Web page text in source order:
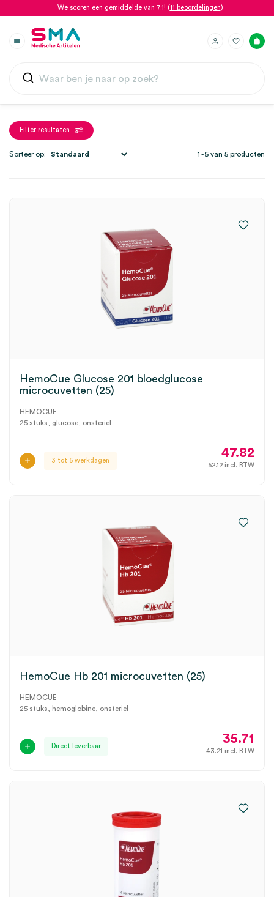
We scoren een gemiddelde van 7.1! (11 beoordelingen)
Filter resultaten
1 - 5 van 5 producten
Sorteer op:
HemoCue Glucose 201 bloedglucose
microcuvetten (25)
HEMOCUE
25 stuks, glucose, onsteriel
3 tot 5 werkdagen
47.82
52.12 incl. BTW
HemoCue Hb 201 microcuvetten (25)
HEMOCUE
25 stuks, hemoglobine, onsteriel
Direct leverbaar
35.71
43.21 incl. BTW